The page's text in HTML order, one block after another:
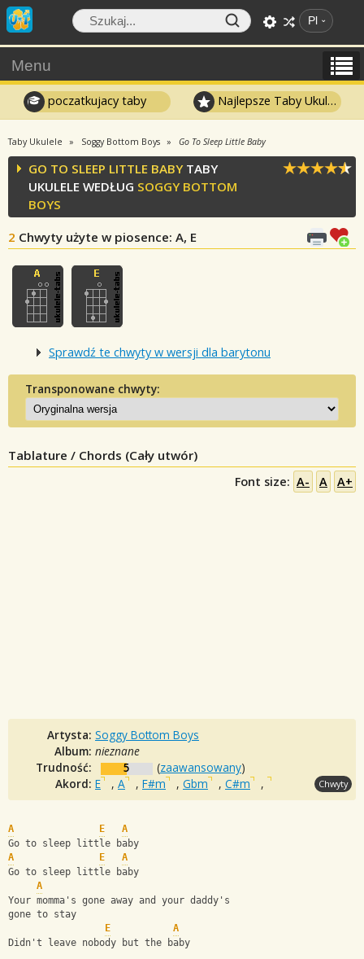
Pl
Menu
poczatkujacy taby Najlepsze Taby Ukulele
Taby Ukulele Soggy Bottom Boys Go To Sleep Little Baby
GO TO SLEEP LITTLE BABYTABY
UKULELE WEDŁUG SOGGY BOTTOM
BOYS
2 Chwyty użyte w piosence: A, E
Sprawdź te chwyty w wersji dla barytonu
Transponowane chwyty:
Tablature / Chords (Cały utwór)
Font size: A- A A+
Artysta: Soggy Bottom Boys
Album: nieznane
Trudność:
5 (zaawansowany)
Akord: E , A , F#m , Gbm , C#m , Chwyty
A E
A
Go to sleep little baby
A
E
A
Go to sleep little baby
A
Your momma's gone away and your daddy's
gone to stay
E
A
Didn't leave nobody but the baby